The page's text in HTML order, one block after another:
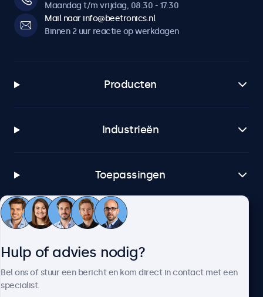
Maandag t/m vrijdag, 08:30 - 17:30
Mail naar info@beetronics.nl
Binnen 2 uur reactie op werkdagen
Producten
Industrieën
Toepassingen
Klantenservice
Hulp of advies nodig?
Bel ons of stuur een bericht en kom direct in contact met een
specialist.